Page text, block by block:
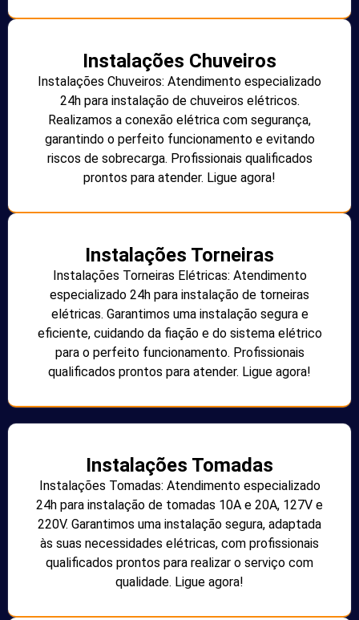
Instalações Chuveiros
Instalações Chuveiros: Atendimento especializado
24h para instalação de chuveiros elétricos.
Realizamos a conexão elétrica com segurança,
garantindo o perfeito funcionamento e evitando
riscos de sobrecarga. Profissionais qualificados
prontos para atender. Ligue agora!
Instalações Torneiras
Instalações Torneiras Elétricas: Atendimento
especializado 24h para instalação de torneiras
elétricas. Garantimos uma instalação segura e
eficiente, cuidando da fiação e do sistema elétrico
para o perfeito funcionamento. Profissionais
qualificados prontos para atender. Ligue agora!
Instalações Tomadas
Instalações Tomadas: Atendimento especializado
24h para instalação de tomadas 10A e 20A, 127V e
220V. Garantimos uma instalação segura, adaptada
às suas necessidades elétricas, com profissionais
qualificados prontos para realizar o serviço com
qualidade. Ligue agora!